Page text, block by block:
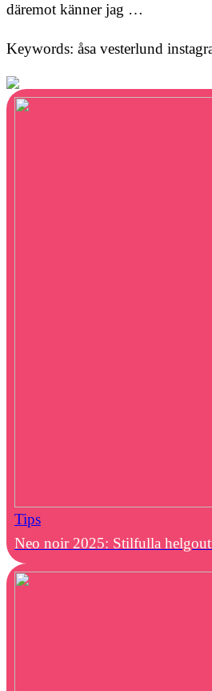
däremot känner jag …
Keywords: åsa vesterlund
Tips
Neo noir 2025: Stilfulla